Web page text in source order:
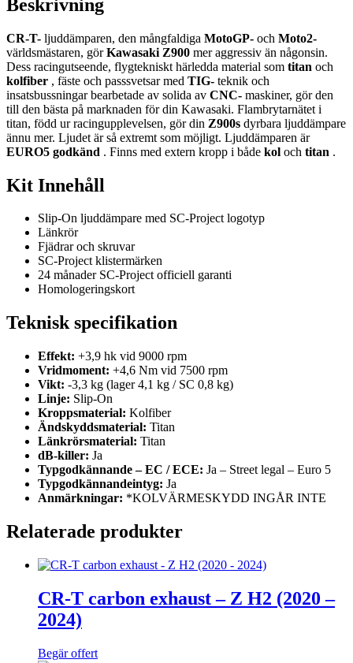
Beskrivning
CR-T- ljuddämparen, den mångfaldiga MotoGP- och Moto2-
världsmästaren, görKawasaki Z900 mer aggressiv än någonsin.
Dess racingutseende, flygtekniskt härledda material som titan och
kolfiber , fäste och passsvetsar med TIG- teknik och
insatsbussningar bearbetade av solida av CNC- maskiner, gör den
till den bästa på marknaden för din Kawasaki. Flambrytarnätet i
titan, född ur racingupplevelsen, gör din Z900s dyrbara ljuddämpare
ännu mer. Ljudet är så extremt som möjligt. Ljuddämparen är
EURO5 godkänd . Finns med extern kropp i både kol och titan .
Kit Innehåll
Slip-On ljuddämpare med SC-Project logotyp
Länkrör
Fjädrar och skruvar
SC-Project klistermärken
24 månader SC-Project officiell garanti
Homologeringskort
Teknisk specifikation
Effekt: +3,9 hk vid 9000 rpm
Vridmoment: +4,6 Nm vid 7500 rpm
Vikt: -3,3 kg (lager 4,1 kg / SC 0,8 kg)
Linje: Slip-On
Kroppsmaterial: Kolfiber
Ändskyddsmaterial: Titan
Länkrörsmaterial: Titan
dB-killer: Ja
Typgodkännande – EC / ECE: Ja – Street legal – Euro 5
Typgodkännandeintyg: Ja
Anmärkningar: *KOLVÄRMESKYDD INGÅR INTE
Relaterade produkter
CR-T carbon exhaust – Z H2 (2020 –
2024)
Begär offert